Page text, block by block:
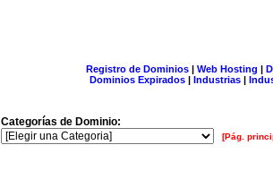
Registro de Dominios| Web Hosting |
Dominios Expirados | Industrias |
Categorías de Dominio:
[Pág.